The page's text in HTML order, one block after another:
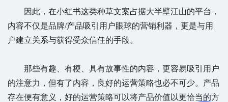
因此，在小红书这类种草文案占据大半壁江山的平台，
内容不仅是品牌/产品吸引用户眼球的营销利器，更是与用
户建立关系与获得受众信任的手段。
那些有趣、有梗、具有故事性的内容，更容易吸引用户
的注意力，但有了内容，良好的运营策略也必不可少。产品
存在便有意义，好的运营策略可以将产品价值以更恰当的方